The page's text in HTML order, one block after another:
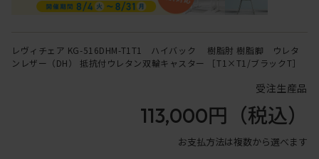
レヴィチェア KG-516DHM-T1T1 ハイバック 樹脂肘 樹脂脚 ウレタ
ンレザー（DH） 抵抗付ウレタン双輪キャスター ［T1×T1/ブラックT］
受注生産品
113,000円 （税込）
お支払方法は複数から選べます